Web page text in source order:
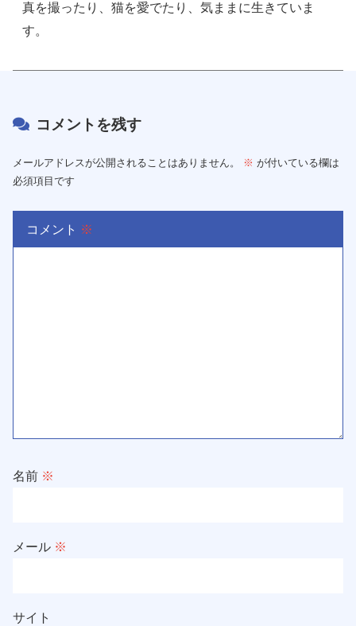
真を撮ったり、猫を愛でたり、気ままに生きていま
す。
コメントを残す
メールアドレスが公開されることはありません。 ※ が付いている欄は
必須項目です
コメント ※
名前 ※
メール ※
サイト